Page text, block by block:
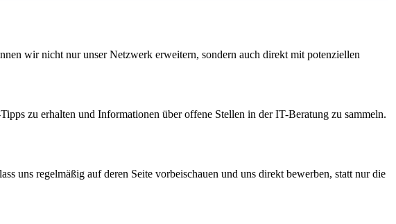
wir nicht nur unser Netzwerk erweitern, sondern auch direkt mit potenziellen
zu erhalten und Informationen über offene Stellen in der IT-Beratung zu sammeln.
uns regelmäßig auf deren Seite vorbeischauen und uns direkt bewerben, statt nur die